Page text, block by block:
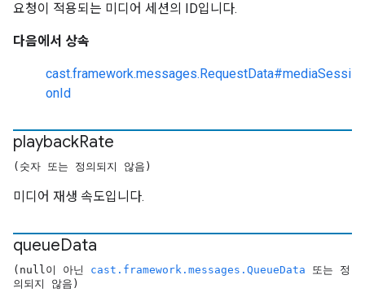
요청이 적용되는 미디어 세션의 ID입니다.
다음에서 상속
cast.framework.messages.RequestData#mediaSessi
onId
playbackRate
(숫자 또는 정의되지 않음)
미디어 재생 속도입니다.
queueData
(null이 아닌 cast.framework.messages.QueueData 또는 정
의되지 않음)